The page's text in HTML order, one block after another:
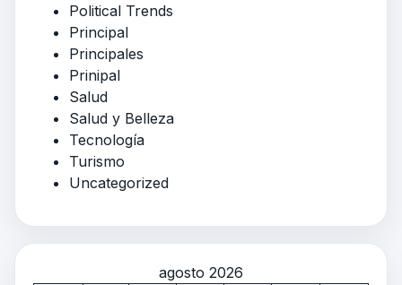
Political Trends
Principal
Principales
Prinipal
Salud
Salud y Belleza
Tecnología
Turismo
Uncategorized
agosto 2026